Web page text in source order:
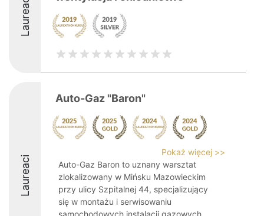
Laureaci
Laureaci
Auto-Gaz "Baron"
Pokaż więcej >>
Auto-Gaz Baron to uznany warsztat
zlokalizowany w Mińsku Mazowieckim
przy ulicy Szpitalnej 44, specjalizujący
się w montażu i serwisowaniu
samochodowych instalacji gazowych